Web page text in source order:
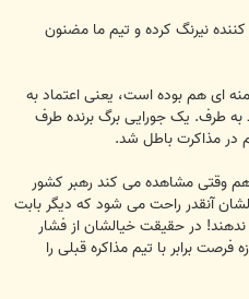
نیرنگ کرده و تیم ما مضنون
ای هم بوده است، یعنی اعتماد به
به طرف. یک جورایی برگ برنده طرف
در مذاکرت باطل شد.
وقتی مشاهده می کند رهبر کشور
آنقدر راحت می شود که دیگر بابت
در حقیقت خیالشان از فشار
برابر با تیم مذاکره قبلی را